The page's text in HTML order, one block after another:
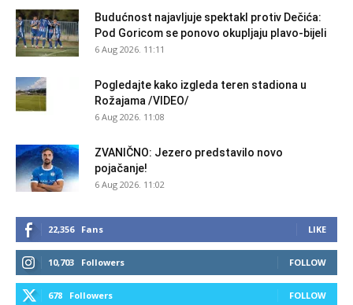
Budućnost najavljuje spektakl protiv Dečića:
Pod Goricom se ponovo okupljaju plavo-bijeli
6 Aug 2026. 11:11
Pogledajte kako izgleda teren stadiona u
Rožajama /VIDEO/
6 Aug 2026. 11:08
ZVANIČNO: Jezero predstavilo novo
pojačanje!
6 Aug 2026. 11:02
22,356 Fans LIKE
10,703 Followers FOLLOW
678 Followers FOLLOW